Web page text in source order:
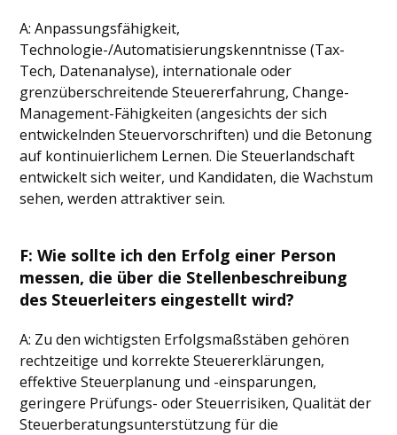
A: Anpassungsfähigkeit,
Technologie-/Automatisierungskenntnisse (Tax-
Tech, Datenanalyse), internationale oder
grenzüberschreitende Steuererfahrung, Change-
Management-Fähigkeiten (angesichts der sich
entwickelnden Steuervorschriften) und die Betonung
auf kontinuierlichem Lernen. Die Steuerlandschaft
entwickelt sich weiter, und Kandidaten, die Wachstum
sehen, werden attraktiver sein.
F: Wie sollte ich den Erfolg einer Person
messen, die über die Stellenbeschreibung
des Steuerleiters eingestellt wird?
A: Zu den wichtigsten Erfolgsmaßstäben gehören
rechtzeitige und korrekte Steuererklärungen,
effektive Steuerplanung und -einsparungen,
geringere Prüfungs- oder Steuerrisiken, Qualität der
Steuerberatungsunterstützung für die